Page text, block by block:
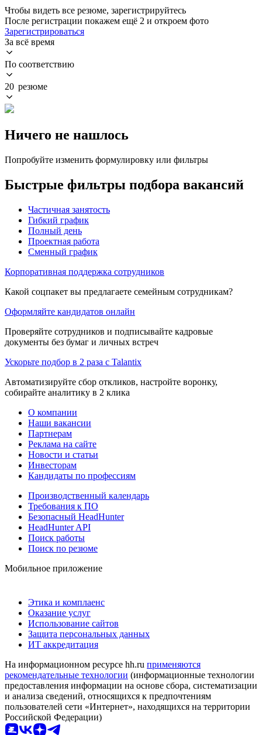
Чтобы видеть все резюме, зарегистрируйтесь
После регистрации покажем ещё 2 и откроем фото
Зарегистрироваться
За всё время
По соответствию
20 резюме
Ничего не нашлось
Попробуйте изменить формулировку или фильтры
Быстрые фильтры подбора вакансий
Частичная занятость
Гибкий график
Полный день
Проектная работа
Сменный график
Корпоративная поддержка сотрудников
Какой соцпакет вы предлагаете семейным сотрудникам?
Оформляйте кандидатов онлайн
Проверяйте сотрудников и подписывайте кадровые
документы без бумаг и личных встреч
Ускорьте подбор в 2 раза с Talantix
Автоматизируйте сбор откликов, настройте воронку,
собирайте аналитику в 2 клика
О компании
Наши вакансии
Партнерам
Реклама на сайте
Новости и статьи
Инвесторам
Кандидаты по профессиям
Производственный календарь
Требования к ПО
Безопасный HeadHunter
HeadHunter API
Поиск работы
Поиск по резюме
Мобильное приложение
Этика и комплаенс
Оказание услуг
Использование сайтов
Защита персональных данных
ИТ аккредитация
На информационном ресурсе hh.ru применяются
рекомендательные технологии (информационные технологии
предоставления информации на основе сбора, систематизации
и анализа сведений, относящихся к предпочтениям
пользователей сети «Интернет», находящихся на территории
Российской Федерации)